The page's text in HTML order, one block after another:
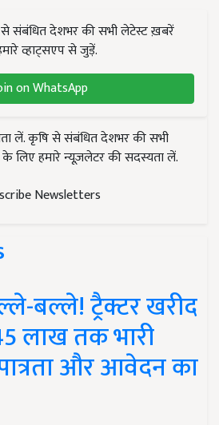
संबंधित देशभर की सभी लेटेस्ट ख़बरें
व्हाट्सएप से जुड़ें.
on WhatsApp
लें. कृषि से संबंधित देशभर की सभी
लिए हमारे न्यूज़लेटर की सदस्यता लें.
Newsletters
बल्ले! ट्रैक्टर खरीद
लाख तक भारी
और आवेदन का